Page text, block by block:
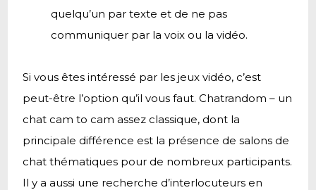
quelqu’un par texte et de ne pas
communiquer par la voix ou la vidéo.
Si vous êtes intéressé par les jeux vidéo, c’est
peut-être l’option qu’il vous faut. Chatrandom – un
chat cam to cam assez classique, dont la
principale différence est la présence de salons de
chat thématiques pour de nombreux participants.
Il y a aussi une recherche d’interlocuteurs en